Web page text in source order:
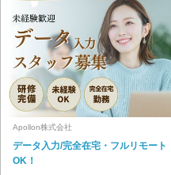
Apollon株式会社
データ入力/完全在宅・フルリモート
OK！